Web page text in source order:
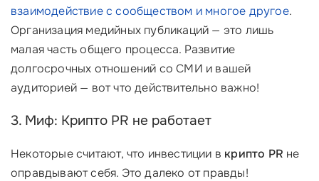
взаимодействие с сообществом и многое другое.
Организация медийных публикаций — это лишь
малая часть общего процесса. Развитие
долгосрочных отношений со СМИ и вашей
аудиторией — вот что действительно важно!
3. Миф: Крипто PR не работает
Некоторые считают, что инвестиции в крипто PR не
оправдывают себя. Это далеко от правды!